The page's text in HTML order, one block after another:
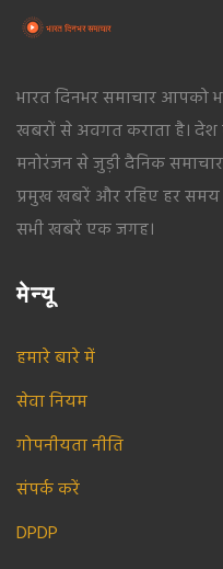
भारत दिनभर समाचार आपको
खबरों से अवगत कराता है। देश
मनोरंजन से जुड़ी दैनिक
प्रमुख खबरें और रहिए हर
सभी खबरें एक जगह।
मेन्यू
हमारे बारे में
सेवा नियम
गोपनीयता नीति
संपर्क करें
DPDP